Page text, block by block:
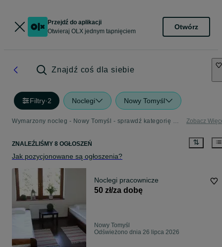
Przejdź do aplikacji
Otwieraj OLX jednym tapnięciem
Otwórz
Znajdź coś dla siebie
Filtry·2 Noclegi Nowy Tomyśl
Wymarzony nocleg - Nowy Tomyśl - sprawdź kategorię Noclegi Zobacz
ZNALEŹLIŚMY 8 OGŁOSZEŃ
Jak pozycjonowane są ogłoszenia?
Noclegi pracownicze
50 zł/za dobę
Nowy Tomyśl
Odświeżono dnia 26 lipca 2026